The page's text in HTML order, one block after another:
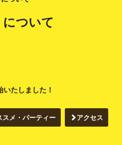
ついて
いたしました！
スメ・パーティー アクセス